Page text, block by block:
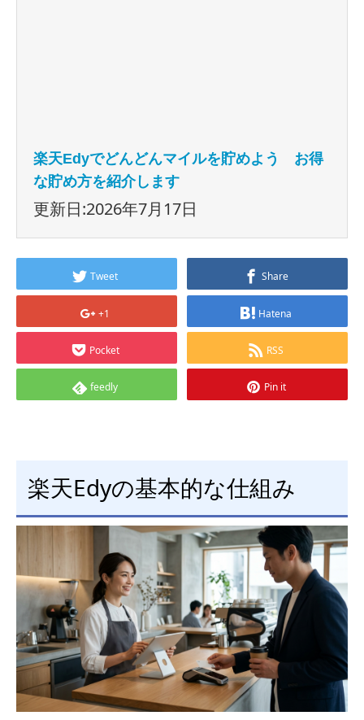
楽天Edyでどんどんマイルを貯めよう お得
な貯め方を紹介します
更新日:2026年7月17日
Tweet Share
+1 Hatena
Pocket RSS
feedly Pin it
楽天Edyの基本的な仕組み